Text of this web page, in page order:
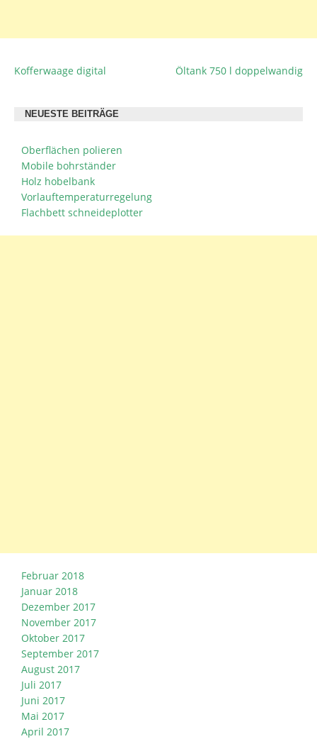
BEITRAGSNAVIGATION
Kofferwaage digital Öltank 750 l doppelwandig
NEUESTE BEITRÄGE
Oberflächen polieren
Mobile bohrständer
Holz hobelbank
Vorlauftemperaturregelung
Flachbett schneideplotter
Februar 2018
Januar 2018
Dezember 2017
November 2017
Oktober 2017
September 2017
August 2017
Juli 2017
Juni 2017
Mai 2017
April 2017